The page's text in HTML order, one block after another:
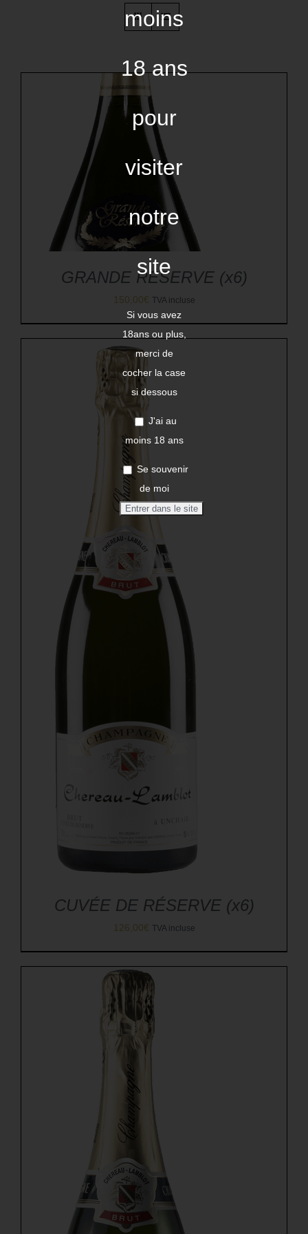
GRANDE RÉSERVE (x6)
150,00€ TVA incluse
CUVÉE DE RÉSERVE (x6)
126,00€ TVA incluse
moins
18 ans
pour
visiter
notre
site
Si vous avez
18ans ou plus,
merci de
cocher la case
si dessous
J'ai au
moins 18 ans
Se souvenir
de moi